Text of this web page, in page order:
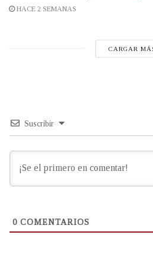
HACE 2 SEMANAS
CARGAR
Suscribir
0 COMENTARIOS